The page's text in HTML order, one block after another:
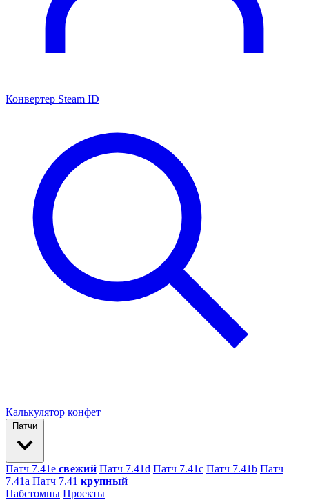
Конвертер Steam ID
Калькулятор конфет
Патчи
Патч 7.41e свежий Патч 7.41d Патч 7.41c Патч 7.41b Патч
7.41а Патч 7.41 крупный
Пабстомпы Проекты